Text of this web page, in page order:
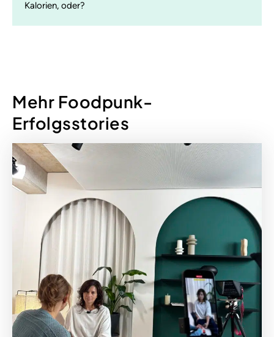
Kalorien, oder?
Mehr Foodpunk-
Erfolgsstories